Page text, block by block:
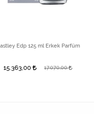
Edp 125 ml Erkek Parfüm
15.363,00 17.070,00